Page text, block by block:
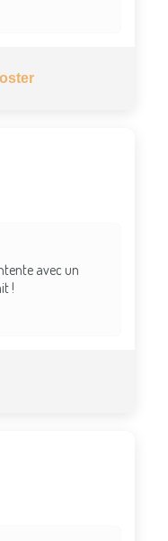
avec un
!